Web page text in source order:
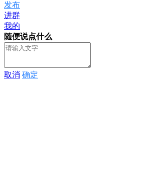
发布
进群
我的
随便说点什么
取消 确定